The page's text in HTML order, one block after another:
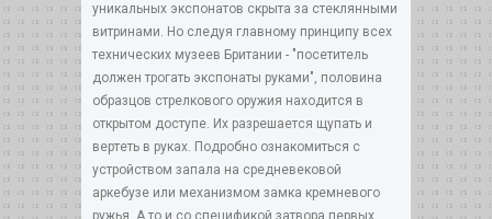
уникальных экспонатов скрыта за стеклянными
витринами. Но следуя главному принципу всех
технических музеев Британии - "посетитель
должен трогать экспонаты руками", половина
образцов стрелкового оружия находится в
открытом доступе. Их разрешается щупать и
вертеть в руках. Подробно ознакомиться с
устройством запала на средневековой
аркебузе или механизмом замка кремневого
ружья. А то и со спецификой затвора первых